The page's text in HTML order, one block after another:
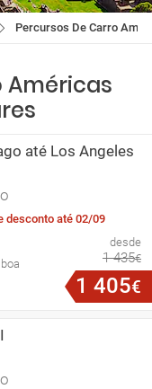
Percursos De Carro
Américas
até Los Angeles
desconto até 02/09
desde
1 435€
1 405€